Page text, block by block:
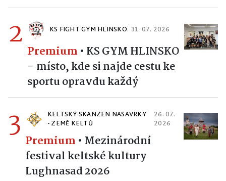
2 KS FIGHT GYM HLINSKO 31. 07. 2026
Premium • KS GYM HLINSKO
– místo, kde si najde cestu ke
sportu opravdu každý
3
KELTSKÝ SKANZEN NASAVRKY
- ZEMĚ KELTŮ
26. 07.
2026
Premium • Mezinárodní
festival keltské kultury
Lughnasad 2026